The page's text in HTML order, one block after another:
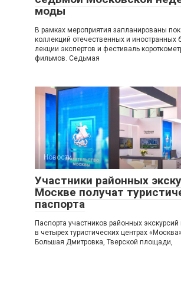
моды
В рамках мероприятия запланированы
коллекций отечественных и иностранных
лекции экспертов и фестиваль
фильмов. Седьмая
Новости
Участники районных
Москве получат
паспорта
Паспорта участников районных
в четырех туристических центрах
Большая Дмитровка, Тверской площади,